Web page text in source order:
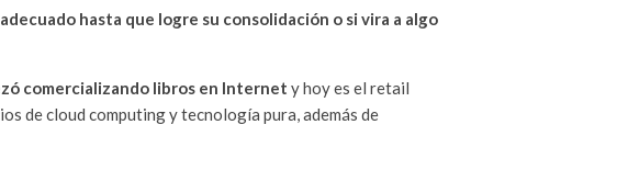
hasta que logre su consolidación o si vira a algo
comercializando libros en Internet y hoy es el retail
de cloud computing y tecnología pura, además de